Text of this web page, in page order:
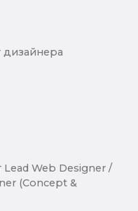
Web Designer /
(Concept &